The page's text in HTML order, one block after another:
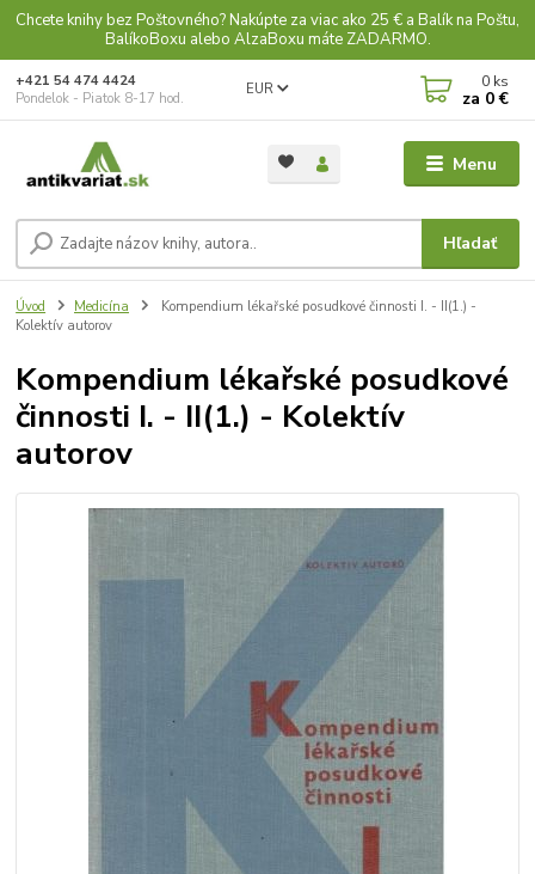
Chcete knihy bez Poštovného? Nakúpte za viac ako 25 € a Balík na Poštu,
BalíkoBoxu alebo AlzaBoxu máte ZADARMO.
Menu
EUR
Hľadať
+421 54 474 4424
Pondelok - Piatok 8-17 hod.
0 ks
za 0 €
Úvod Medicína
Kompendium lékařské posudkové činnosti I. - II(1.) -
Kolektív autorov
Kompendium lékařské posudkové
činnosti I. - II(1.) - Kolektív
autorov